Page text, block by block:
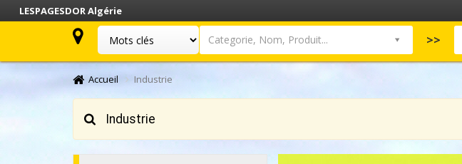
LESPAGESDOR Algérie
Categorie, Nom, Produit... >>
Accueil Industrie
Industrie